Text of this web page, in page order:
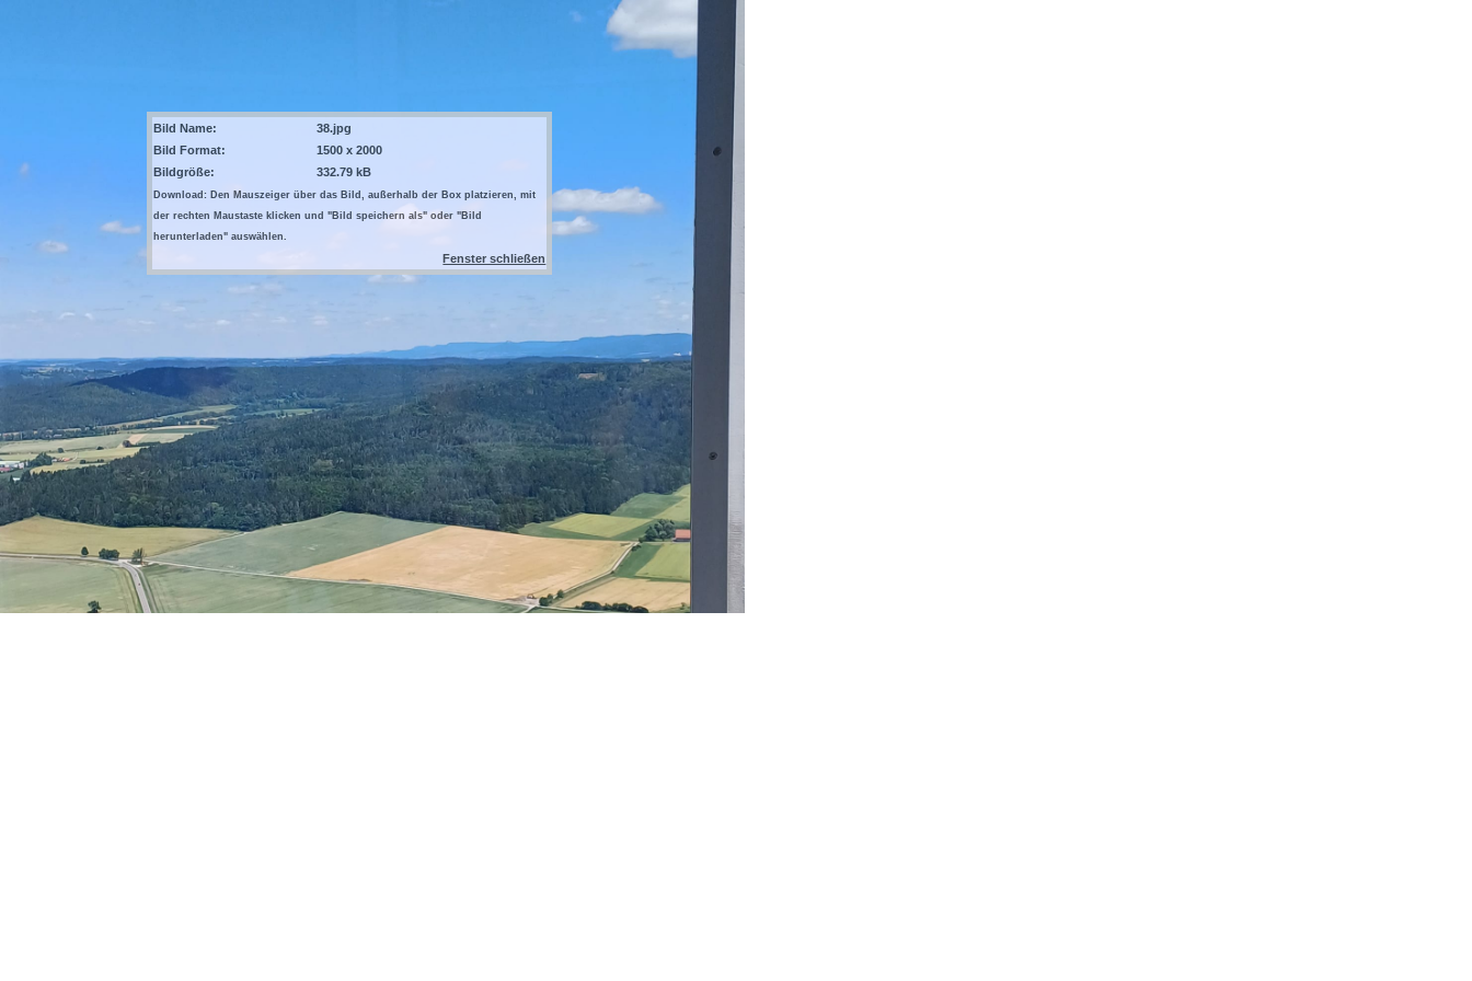
Bild Name:
38.jpg
Bild Format:
1500 x 2000
Bildgröße:
332.79 kB
Download: Den Mauszeiger über das Bild, außerhalb der Box platzieren, mit
der rechten Maustaste klicken und "Bild speichern als" oder "Bild
herunterladen" auswählen.
Fenster schließen